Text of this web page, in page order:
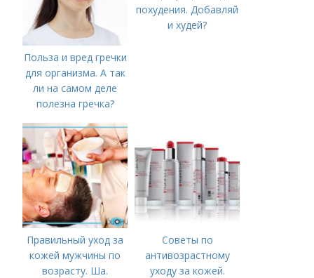
Польза и вред гречки
для организма. А так
ли на самом деле
полезна гречка?
похудения. Добавляй
и худей?
Правильный уход за
кожей мужчины по
возрасту. Ша.
Советы по
антивозрастному
уходу за кожей.